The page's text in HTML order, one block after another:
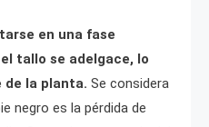
en una fase
tallo se adelgace, lo
de la planta. Se considera
negro es la pérdida de